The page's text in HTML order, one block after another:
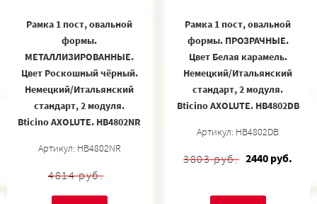
Рамка 1 пост, овальной
формы.
МЕТАЛЛИЗИРОВАННЫЕ.
Цвет Роскошный чёрный.
Немецкий/Итальянский
стандарт, 2 модуля.
Bticino AXOLUTE. HB4802NR
Артикул: HB4802NR
4814 руб.
Рамка 1 пост, овальной
формы. ПРОЗРАЧНЫЕ.
Цвет Белая карамель.
Немецкий/Итальянский
стандарт, 2 модуля.
Bticino AXOLUTE. HB4802DB
Артикул: HB4802DB
3803 руб. 2440 руб.